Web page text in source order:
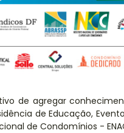
de agregar
de Educação,
de Condomínios -